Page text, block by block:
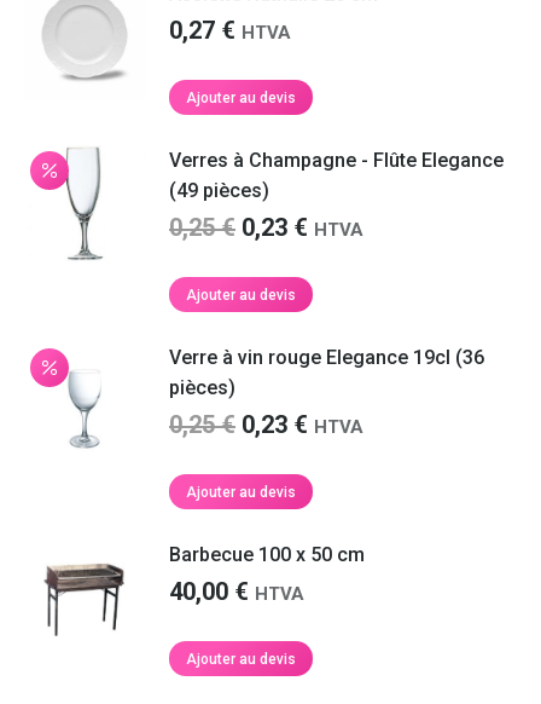
0,27 € HTVA
Ajouter au devis
Verres à Champagne - Flûte Elegance
(49 pièces)
0,25€ Le
initial
0,25 €.
0,23 € Le
actuel
0,23 €.
HTVA
Ajouter au devis
Verre à vin rouge Elegance 19cl (36
pièces)
0,25€ Le
initial
0,25 €.
0,23 € Le
actuel
0,23 €.
HTVA
Ajouter au devis
Barbecue 100 x 50 cm
40,00 € HTVA
Ajouter au devis